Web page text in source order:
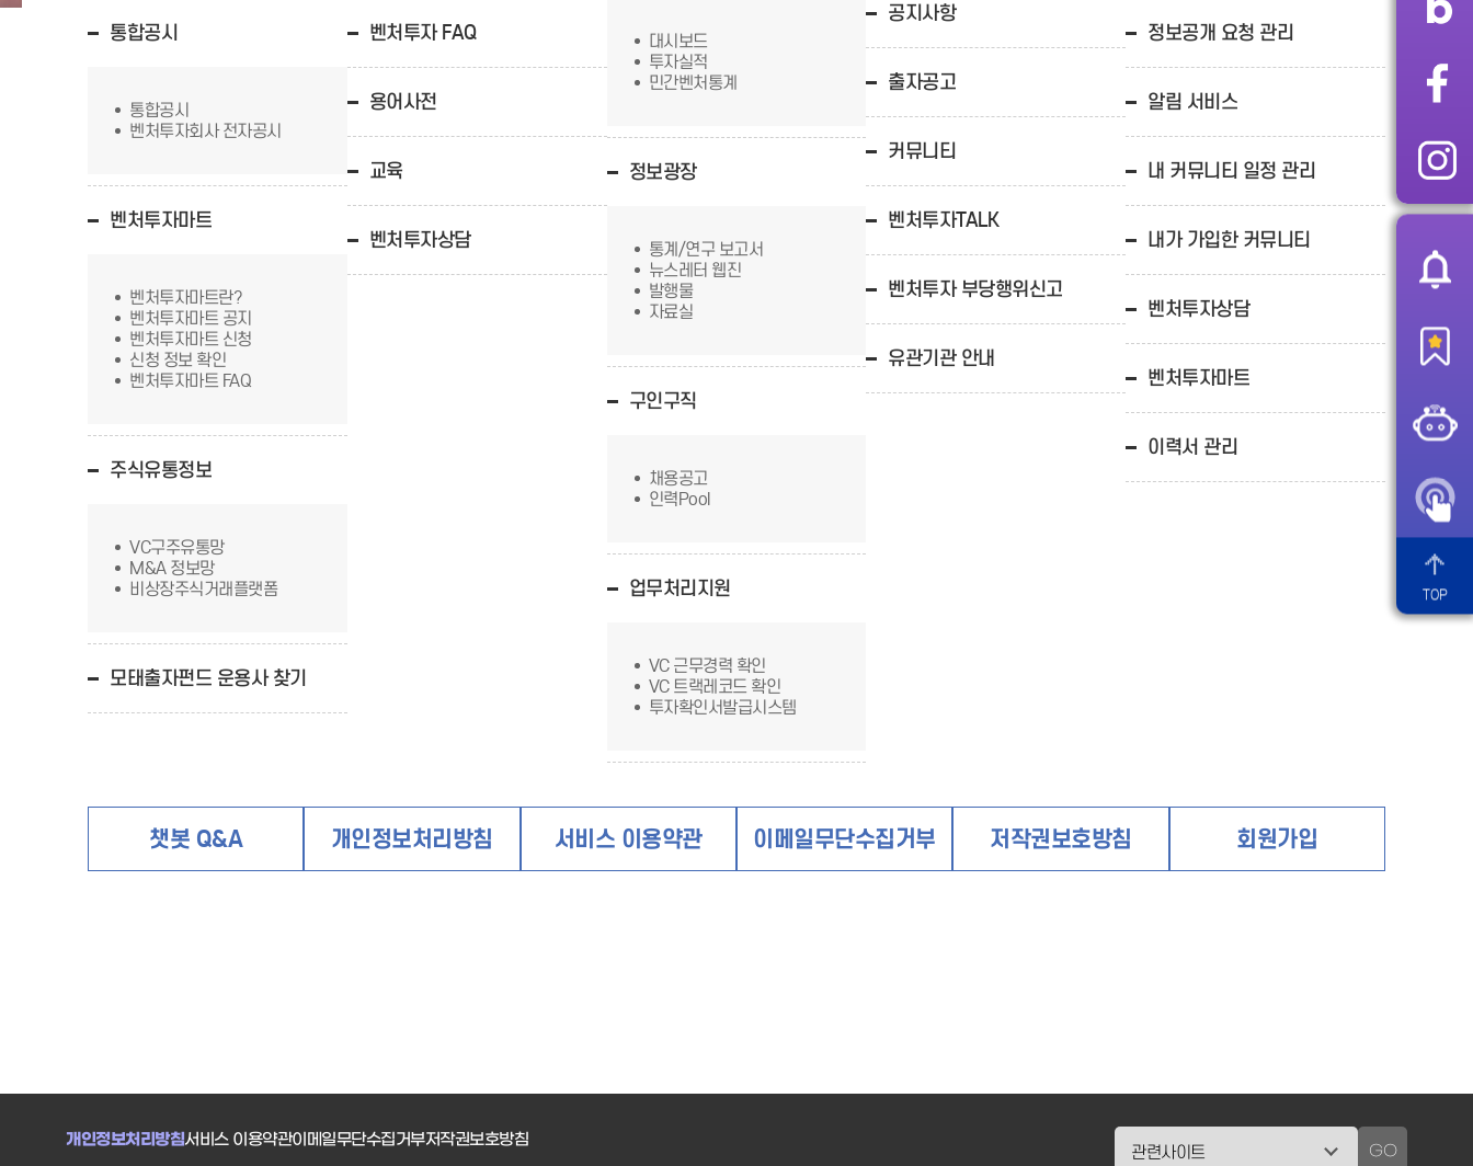
TOP
통합공시
통합공시
벤처투자회사 전자공시
벤처투자마트
벤처투자마트란?
벤처투자마트 공지
벤처투자마트 신청
신청 정보 확인
벤처투자마트 FAQ
주식유통정보
VC구주유통망
M&A 정보망
비상장주식거래플랫폼
모태출자펀드 운용사 찾기
벤처투자 FAQ
용어사전
교육
벤처투자상담
대시보드
투자실적
민간벤처통계
정보광장
통계/연구 보고서
뉴스레터 웹진
발행물
자료실
구인구직
채용공고
인력Pool
업무처리지원
VC 근무경력 확인
VC 트랙레코드 확인
투자확인서발급시스템
공지사항
출자공고
커뮤니티
벤처투자TALK
벤처투자 부당행위신고
유관기관 안내
정보공개 요청 관리
알림 서비스
내 커뮤니티 일정 관리
내가 가입한 커뮤니티
벤처투자상담
벤처투자마트
이력서 관리
챗봇 Q&A 개인정보처리방침 서비스 이용약관 이메일무단수집거부 저작권보호방침 회원가입
개인정보처리방침서비스 이용약관이메일무단수집거부저작권보호방침
GO